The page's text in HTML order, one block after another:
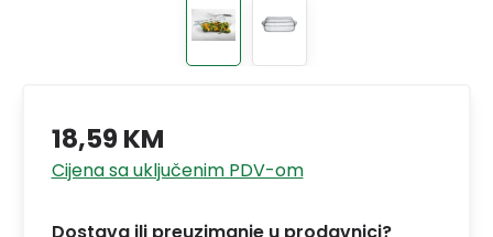
18,59 KM
Cijena sa uključenim PDV-om
Dostava ili preuzimanje u prodavnici?